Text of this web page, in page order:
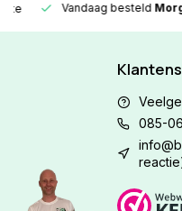
Vandaag besteldMorgen
085-